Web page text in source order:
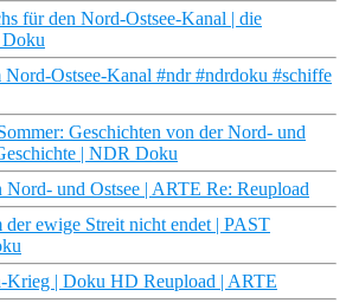
für den Nord-Ostsee-Kanal | die
Nord-Ostsee-Kanal #ndr #ndrdoku #schiffe
Geschichten von der Nord- und
| NDR Doku
Nord- und Ostsee | ARTE Re: Reupload
ewige Streit nicht endet | PAST
Krieg | Doku HD Reupload | ARTE